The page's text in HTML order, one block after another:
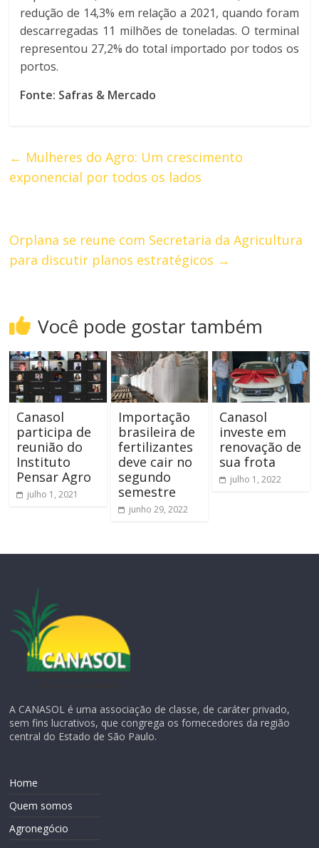
redução de 14,3% em relação a 2021, quando foram
descarregadas 11 milhões de toneladas. O terminal
representou 27,2% do total importado por todos os
portos.
Fonte: Safras & Mercado
← Mulheres do Agro: Um crescimento
exponencial por todos os lados
Orplana se reune com Secretaria da Agricultura
para discutir planos estratégicos →
Você pode gostar também
Canasol
participa de
reunião do
Instituto
Pensar Agro
julho 1, 2021
Importação
brasileira de
fertilizantes
deve cair no
segundo
semestre
junho 29, 2022
Canasol
investe em
renovação de
sua frota
julho 1, 2022
A CANASOL é uma associação de classe, de caráter privado,
sem fins lucrativos, que congrega os fornecedores da região
central do Estado de São Paulo.
Home
Quem somos
Agronegócio